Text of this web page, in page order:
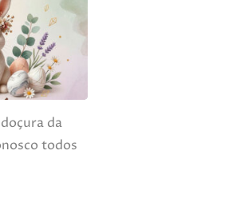
da
todos